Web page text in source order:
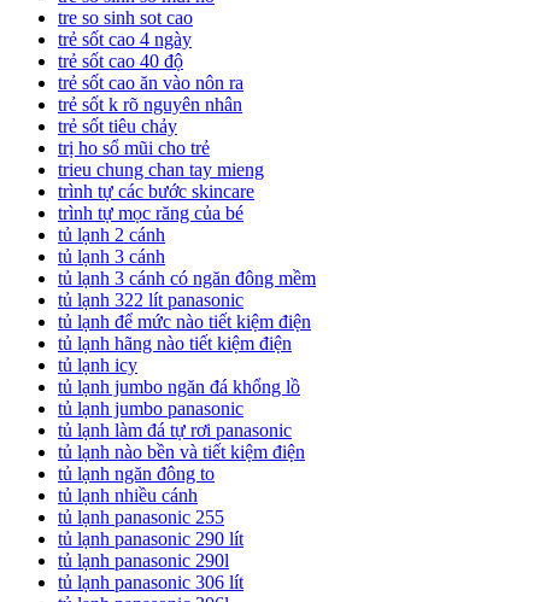
tre so sinh sot cao
trẻ sốt cao 4 ngày
trẻ sốt cao 40 độ
trẻ sốt cao ăn vào nôn ra
trẻ sốt k rõ nguyên nhân
trẻ sốt tiêu chảy
trị ho sổ mũi cho trẻ
trieu chung chan tay mieng
trình tự các bước skincare
trình tự mọc răng của bé
tủ lạnh 2 cánh
tủ lạnh 3 cánh
tủ lạnh 3 cánh có ngăn đông mềm
tủ lạnh 322 lít panasonic
tủ lạnh để mức nào tiết kiệm điện
tủ lạnh hãng nào tiết kiệm điện
tủ lạnh icy
tủ lạnh jumbo ngăn đá khổng lồ
tủ lạnh jumbo panasonic
tủ lạnh làm đá tự rơi panasonic
tủ lạnh nào bền và tiết kiệm điện
tủ lạnh ngăn đông to
tủ lạnh nhiều cánh
tủ lạnh panasonic 255
tủ lạnh panasonic 290 lít
tủ lạnh panasonic 290l
tủ lạnh panasonic 306 lít